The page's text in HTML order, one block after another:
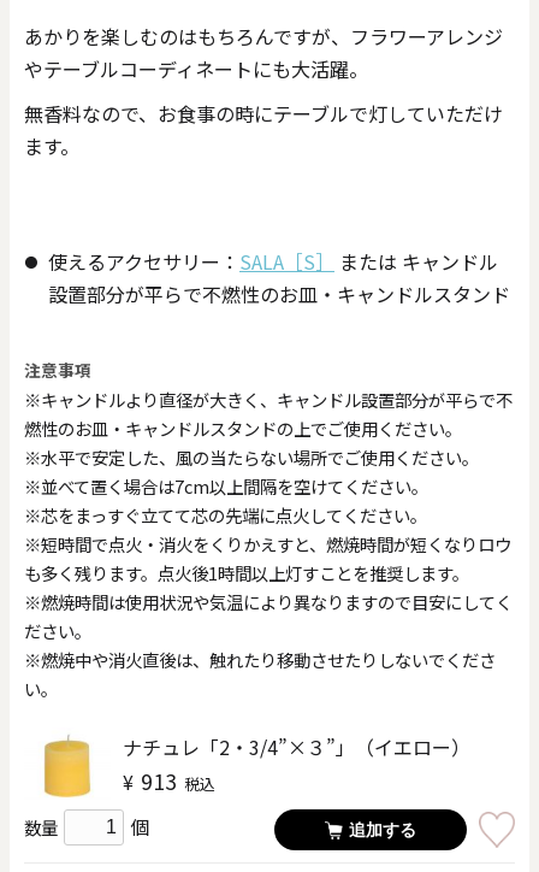
あかりを楽しむのはもちろんですが、フラワーアレンジ
やテーブルコーディネートにも大活躍。
無香料なので、お食事の時にテーブルで灯していただけ
ます。
使えるアクセサリー： SALA［S］
または キャンドル
設置部分が平らで不燃性のお皿・キャンドルスタンド
注意事項
※キャンドルより直径が大きく、キャンドル設置部分が平らで不
燃性のお皿・キャンドルスタンドの上でご使用ください。
※水平で安定した、風の当たらない場所でご使用ください。
※並べて置く場合は7cm以上間隔を空けてください。
※芯をまっすぐ立てて芯の先端に点火してください。
※短時間で点火・消火をくりかえすと、燃焼時間が短くなりロウ
も多く残ります。点火後1時間以上灯すことを推奨します。
※燃焼時間は使用状況や気温により異なりますので目安にしてく
ださい。
※燃焼中や消火直後は、触れたり移動させたりしないでくださ
い。
ナチュレ「2・3/4”×３”」（イエロー）
¥ 913 税込
数量 個 追加する